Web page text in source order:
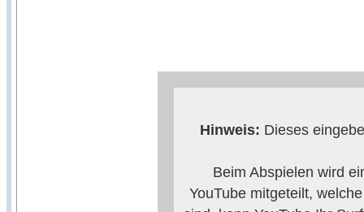
Hinweis: Dieses
Beim Abspielen wird
YouTube mitgeteilt,